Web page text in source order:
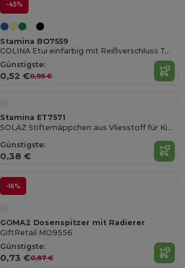
-45%
Stamina BO7559
COLINA Etui einfarbig mit Reißverschluss Ton-in-Ton
Günstigste:
0,52 €0,95 €
Stamina ET7571
SOLAZ Stiftemäppchen aus Vliesstoff für Kinder
Günstigste:
0,38 €
-16%
GOMA2 Dosenspitzer mit Radierer
GiftRetail MO9556
Günstigste:
0,73 €0,87 €